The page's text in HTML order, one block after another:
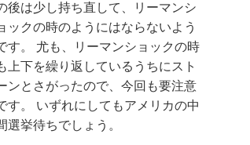
後は少し持ち直して、リーマンシ
ックの時のようにはならないよう
す。 尤も、リーマンショックの時
上下を繰り返しているうちにスト
ンとさがったので、今回も要注意
す。 いずれにしてもアメリカの中
選挙待ちでしょう。